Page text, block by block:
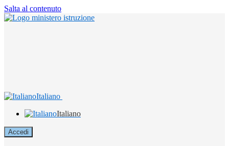
Salta al contenuto
Italiano
Italiano
Accedi